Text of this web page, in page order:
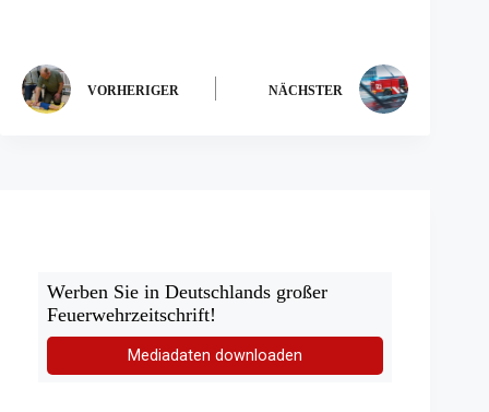
VORHERIGER NÄCHSTER
Werben Sie in Deutschlands großer
Feuerwehrzeitschrift!
Mediadaten downloaden